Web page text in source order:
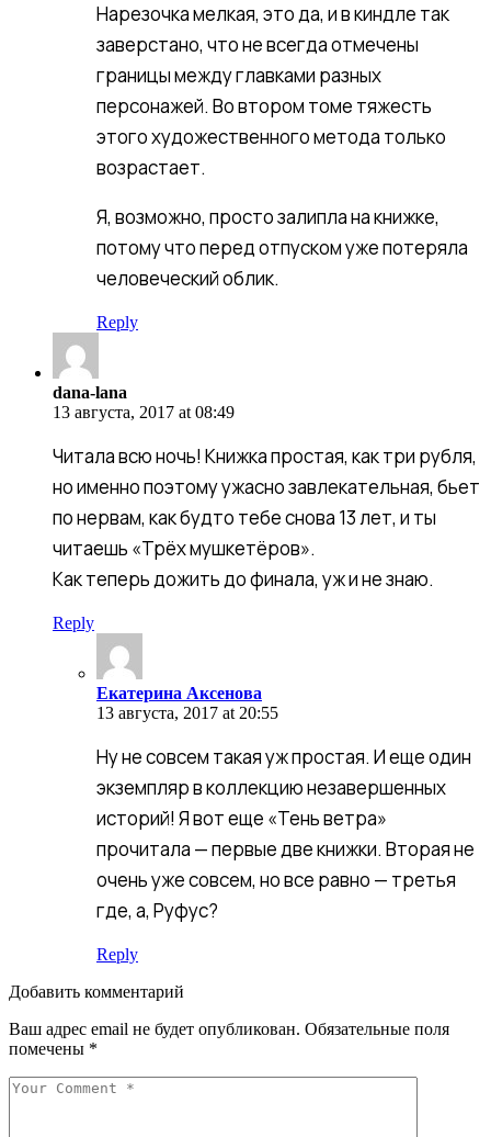
Нарезочка мелкая, это да, и в киндле так
заверстано, что не всегда отмечены
границы между главками разных
персонажей. Во втором томе тяжесть
этого художественного метода только
возрастает.
Я, возможно, просто залипла на книжке,
потому что перед отпуском уже потеряла
человеческий облик.
Reply
dana-lana
13 августа, 2017 at 08:49
Читала всю ночь! Книжка простая, как три рубля,
но именно поэтому ужасно завлекательная, бьет
по нервам, как будто тебе снова 13 лет, и ты
читаешь «Трёх мушкетёров».
Как теперь дожить до финала, уж и не знаю.
Reply
Екатерина Аксенова
13 августа, 2017 at 20:55
Ну не совсем такая уж простая. И еще один
экземпляр в коллекцию незавершенных
историй! Я вот еще «Тень ветра»
прочитала — первые две книжки. Вторая не
очень уже совсем, но все равно — третья
где, а, Руфус?
Reply
Добавить комментарий
Ваш адрес email не будет опубликован. Обязательные поля
помечены *